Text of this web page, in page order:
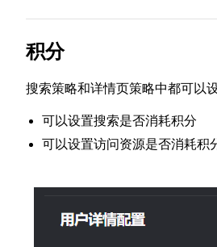
积分
搜索策略和详情页策略中都可以
可以设置搜索是否消耗积分
可以设置访问资源是否消耗积